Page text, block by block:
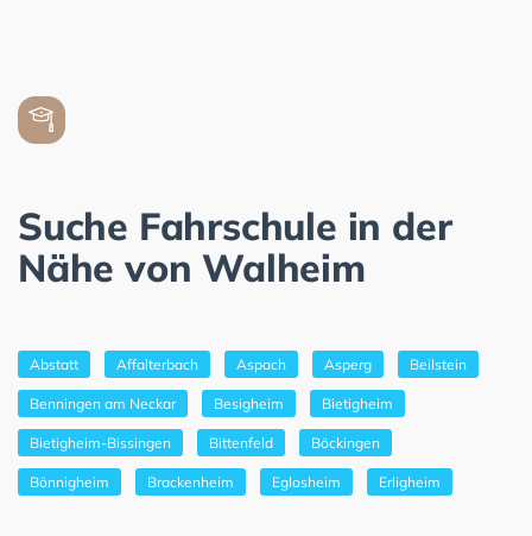
Suche Fahrschule in der
Nähe von Walheim
Abstatt Affalterbach Aspach Asperg Beilstein
Benningen am Neckar Besigheim Bietigheim
Bietigheim-Bissingen Bittenfeld Böckingen
Bönnigheim Brackenheim Eglosheim Erligheim